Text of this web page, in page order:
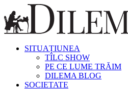
SITUAȚIUNEA
TÎLC SHOW
PE CE LUME TRĂIM
DILEMA BLOG
SOCIETATE